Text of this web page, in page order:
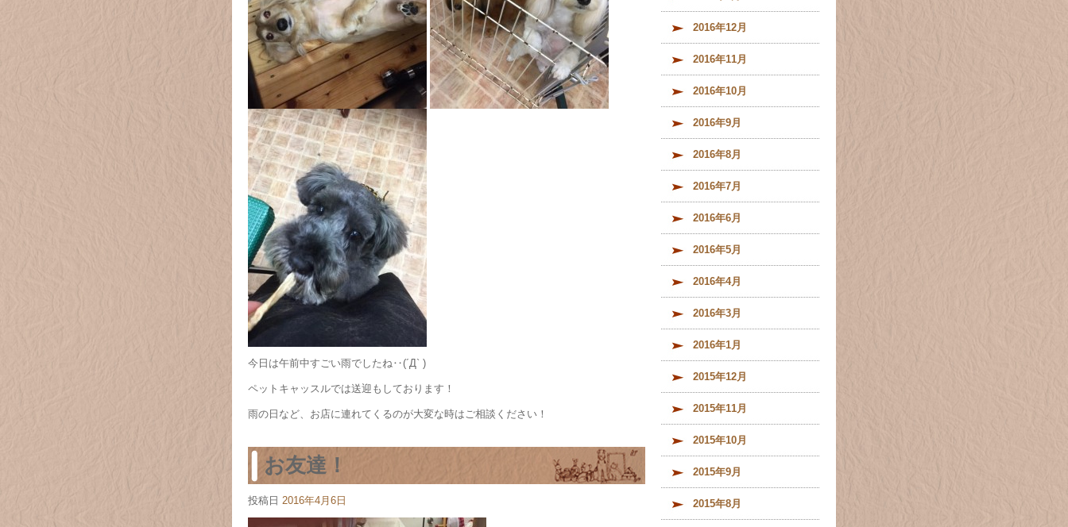
今日は午前中すごい雨でしたね‥(´Д` )
ペットキャッスルでは送迎もしております！
雨の日など、お店に連れてくるのが大変な時はご相談ください！
お友達！
投稿日 2016年4月6日
2016年12月
2016年11月
2016年10月
2016年9月
2016年8月
2016年7月
2016年6月
2016年5月
2016年4月
2016年3月
2016年1月
2015年12月
2015年11月
2015年10月
2015年9月
2015年8月